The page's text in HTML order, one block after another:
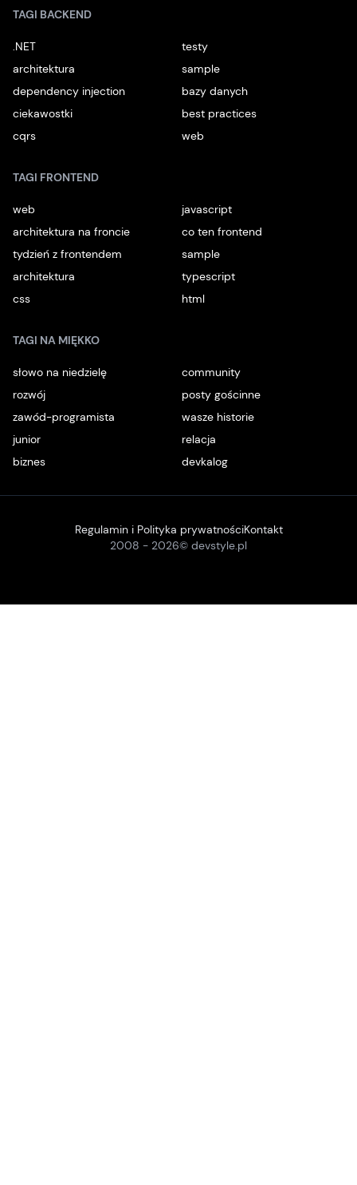
TAGI BACKEND
.NET
testy
architektura
sample
dependency injection
bazy danych
ciekawostki
best practices
cqrs
web
TAGI FRONTEND
web
javascript
architektura na froncie
co ten frontend
tydzień z frontendem
sample
architektura
typescript
css
html
TAGI NA MIĘKKO
słowo na niedzielę
community
rozwój
posty gościnne
zawód-programista
wasze historie
junior
relacja
biznes
devkalog
2008 - 2026© devstyle.pl
Regulamin i Polityka prywatnościKontakt